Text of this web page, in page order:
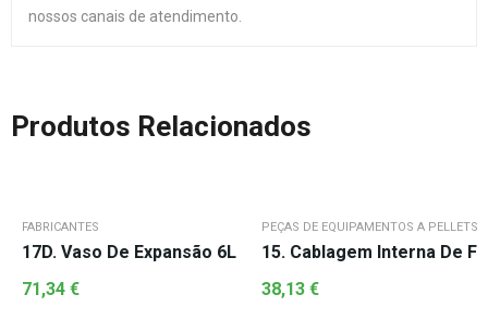
nossos canais de atendimento.
Produtos Relacionados
FABRICANTES
17D. Vaso De Expansão 6L
71,34 €
PEÇAS DE EQUIPAMENTOS A PELLETS
15. Cablagem Interna De
38,13 €